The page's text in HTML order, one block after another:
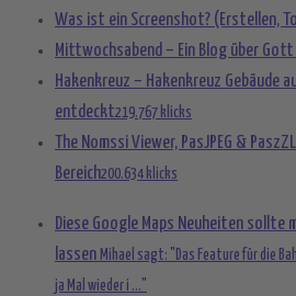
Was ist ein Screenshot? (Erstellen,
Mittwochsabend – Ein Blog über
Hakenkreuz – Hakenkreuz Gebäude
entdeckt219.767 klicks
The Nomssi Viewer, PasJPEG &
Bereich200.634 klicks
Diese Google Maps Neuheiten sollte
lassen Mihael sagt: "Das Feature für die
ja Mal wieder i ..."